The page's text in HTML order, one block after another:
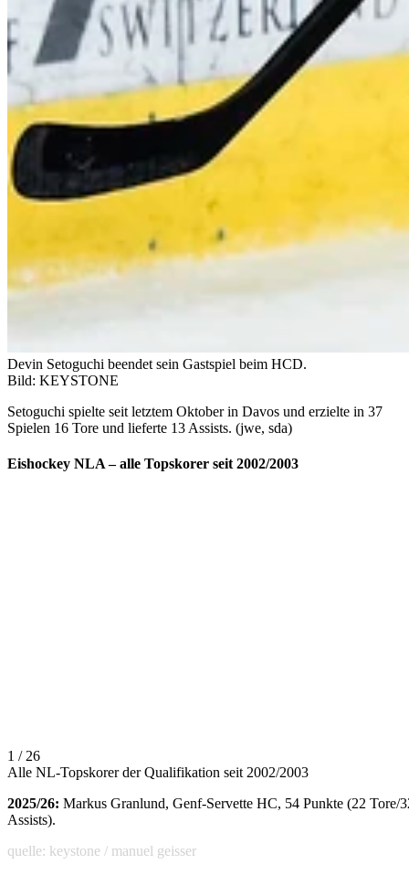
Devin Setoguchi beendet sein Gastspiel beim HCD.
Bild: KEYSTONE
Setoguchi spielte seit letztem Oktober in Davos und erzielte in 37
Spielen 16 Tore und lieferte 13 Assists. (jwe, sda)
Eishockey NLA – alle Topskorer seit 2002/2003
1 / 26
Alle NL-Topskorer der Qualifikation seit 2002/2003
2025/26: Markus Granlund, Genf-Servette HC, 54 Punkte (22 Tore/
Assists).
quelle: keystone / manuel geisser